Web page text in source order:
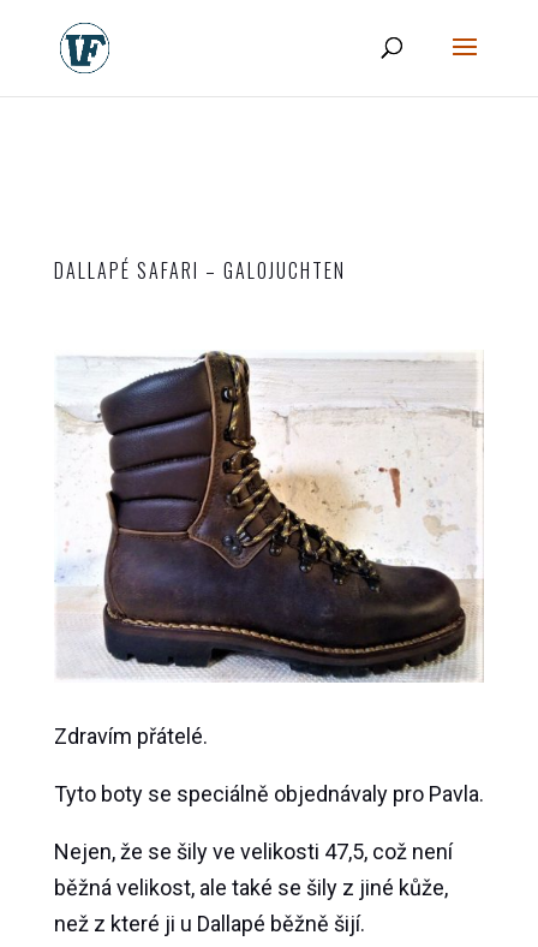
DALLAPÉ SAFARI – GALOJUCHTEN
Zdravím přátelé.
Tyto boty se speciálně objednávaly pro Pavla.
Nejen, že se šily ve velikosti 47,5, což není
běžná velikost, ale také se šily z jiné kůže,
než z které ji u Dallapé běžně šijí.